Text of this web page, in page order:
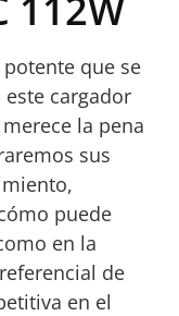
que se
cargador
la pena
sus
puede
en la
de
en el